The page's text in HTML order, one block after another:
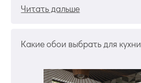
Читать дальше
Какие обои выбрать для кухни